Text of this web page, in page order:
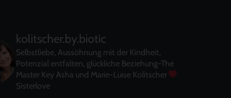
kolitscher.by.biotic
Selbstliebe, Aussöhnung mit der Kindheit,
Potenzial entfalten, glückliche Beziehung-The
Master KeyAsha und Marie-Luise Kolitscher
Sisterlove